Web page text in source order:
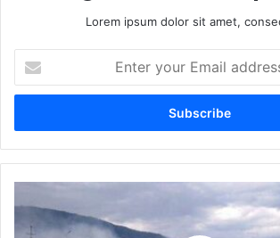
Lorem ipsum dolor sit amet,
your
Email